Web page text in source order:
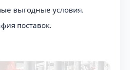
выгодные условия.
поставок.